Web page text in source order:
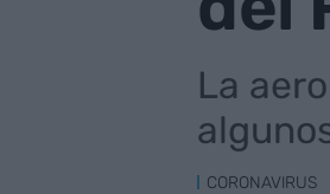
La
CORONAVIRUS